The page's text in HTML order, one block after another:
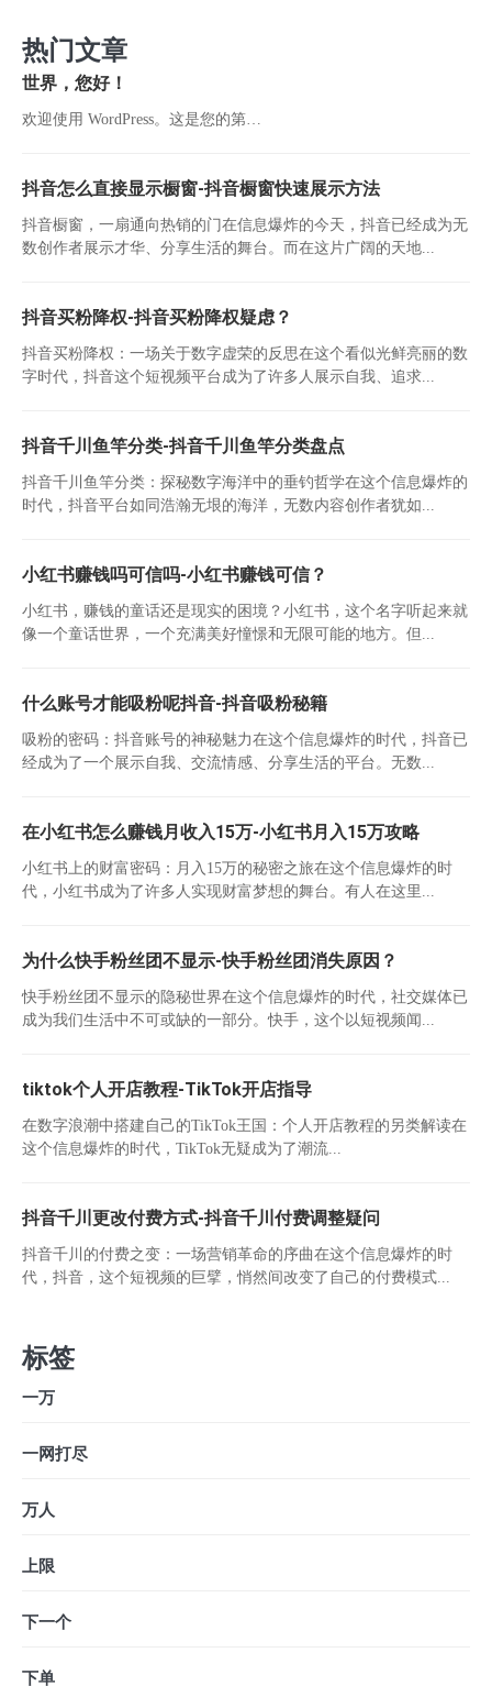
热门文章
世界，您好！
欢迎使用 WordPress。这是您的第…
抖音怎么直接显示橱窗-抖音橱窗快速展示方法
抖音橱窗，一扇通向热销的门在信息爆炸的今天，抖音已经成为无
数创作者展示才华、分享生活的舞台。而在这片广阔的天地...
抖音买粉降权-抖音买粉降权疑虑？
抖音买粉降权：一场关于数字虚荣的反思在这个看似光鲜亮丽的数
字时代，抖音这个短视频平台成为了许多人展示自我、追求...
抖音千川鱼竿分类-抖音千川鱼竿分类盘点
抖音千川鱼竿分类：探秘数字海洋中的垂钓哲学在这个信息爆炸的
时代，抖音平台如同浩瀚无垠的海洋，无数内容创作者犹如...
小红书赚钱吗可信吗-小红书赚钱可信？
小红书，赚钱的童话还是现实的困境？小红书，这个名字听起来就
像一个童话世界，一个充满美好憧憬和无限可能的地方。但...
什么账号才能吸粉呢抖音-抖音吸粉秘籍
吸粉的密码：抖音账号的神秘魅力在这个信息爆炸的时代，抖音已
经成为了一个展示自我、交流情感、分享生活的平台。无数...
在小红书怎么赚钱月收入15万-小红书月入15万攻略
小红书上的财富密码：月入15万的秘密之旅在这个信息爆炸的时
代，小红书成为了许多人实现财富梦想的舞台。有人在这里...
为什么快手粉丝团不显示-快手粉丝团消失原因？
快手粉丝团不显示的隐秘世界在这个信息爆炸的时代，社交媒体已
成为我们生活中不可或缺的一部分。快手，这个以短视频闻...
tiktok个人开店教程-TikTok开店指导
在数字浪潮中搭建自己的TikTok王国：个人开店教程的另类解读在
这个信息爆炸的时代，TikTok无疑成为了潮流...
抖音千川更改付费方式-抖音千川付费调整疑问
抖音千川的付费之变：一场营销革命的序曲在这个信息爆炸的时
代，抖音，这个短视频的巨擘，悄然间改变了自己的付费模式...
标签
一万
一网打尽
万人
上限
下一个
下单